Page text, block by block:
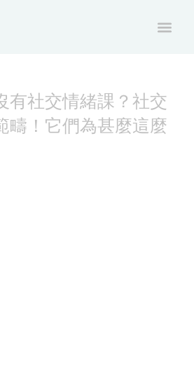
有社交情緒課？社交
疇！它們為甚麼這麼